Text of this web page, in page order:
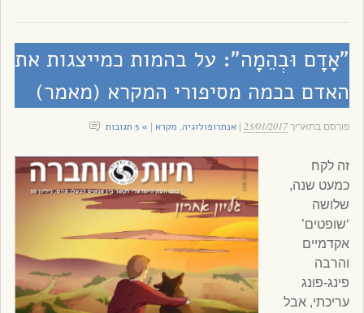
”אָדָם וּבְהֵמָה”: על בהמות כמייצגות את
האדם בכמה מסיפורי המקרא (מאמר)
פורסם בתאריך23/01/2017
|אנתרופולוגיה, מקרא » 5 תגובות
זה לקח
כמעט שנה,
שלושה
‘שופטים’
אקדמיים
והרבה
פינג-פונג
עריכתי, אבל